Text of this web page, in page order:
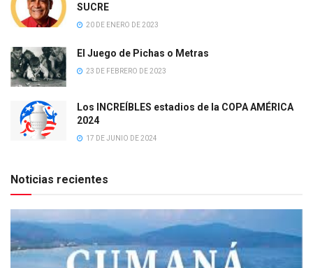
SUCRE
20 DE ENERO DE 2023
El Juego de Pichas o Metras
23 DE FEBRERO DE 2023
Los INCREÍBLES estadios de la COPA AMÉRICA
2024
17 DE JUNIO DE 2024
Noticias recientes